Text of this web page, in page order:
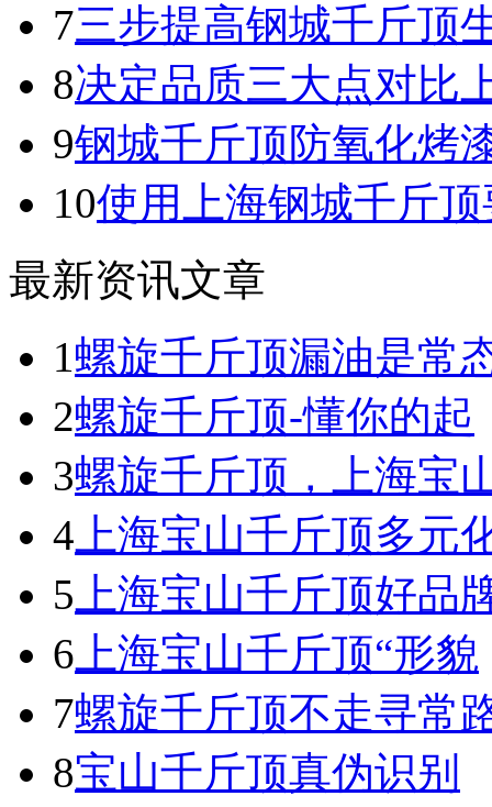
7三步提高钢城千斤顶
8决定品质三大点对比
9钢城千斤顶防氧化烤
10使用上海钢城千斤顶
最新资讯文章
1螺旋千斤顶漏油是常
2螺旋千斤顶-懂你的起
3螺旋千斤顶，上海宝
4 上海宝山千斤顶多元
5 上海宝山千斤顶好品
6 上海宝山千斤顶“形貌
7螺旋千斤顶不走寻常
8宝山千斤顶真伪识别